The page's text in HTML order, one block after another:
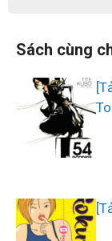
Sách cùng